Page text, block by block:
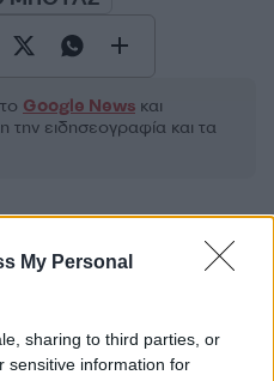
My Personal
sharing to third parties, or
sensitive information for
Google News και
την ειδησεογραφία και τα
μένει η Μαρία
μέρα για την